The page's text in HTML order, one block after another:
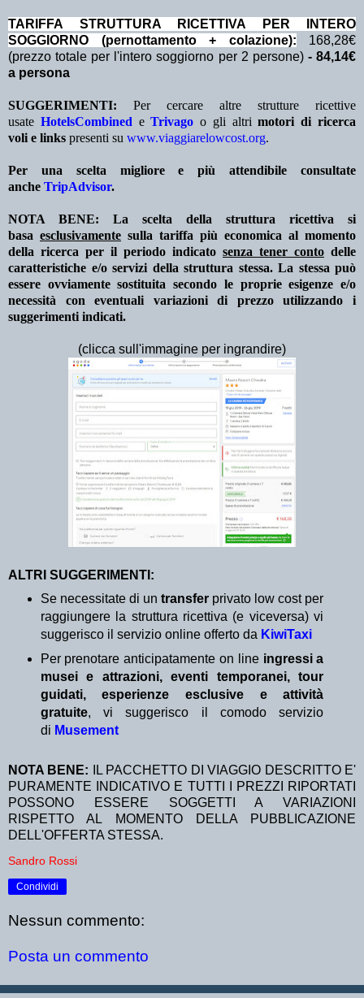
TA RIFFA STRUTTURA RICETTIVA PER INTERO
SOGGIORNO (pernottamento + colazione): 168,28€
(prezzo totale per l'intero soggiorno per 2 persone) - 84,14€
a persona
SUGGERIMENTI: Per cercare altre strutture ricettive
usate HotelsCombined eTrivago o gli altrimotori di ricerca
voli e links presenti su www.viaggiarelowcost.org.
Per una scelta migliore e più attendibile consultate
anche TripAdvisor.
NOTA BENE: La scelta della struttura ricettiva si
basa esclusivamente sulla tariffa più economica al momento
della ricerca per il periodo indicato senza tener conto delle
caratteristiche e/o servizi della struttura stessa. La stessa può
essere ovviamente sostituita secondo le proprie esigenze e/o
necessità con eventuali variazioni di prezzo utilizzando i
suggerimenti indicati.
(clicca sull'immagine per ingrandire)
ALTRI SUGGERIMENTI:
Se necessitate di un transfer privato low cost per
raggiungere la struttura ricettiva (e viceversa) vi
suggerisco il servizio online offerto da KiwiTaxi
Per prenotare anticipatamente on line ingressi a
musei e attrazioni, eventi temporanei, tour
guidati, esperienze esclusive e attività
gratuite, vi suggerisco il comodo servizio
di Musement
NOTA BENE:
IL PACCHETTO DI VIAGGIO DESCRITTO E'
PURAMENTE INDICATIVO E TUTTI I PREZZI RIPORTATI
POSSONO ESSERE SOGGETTI A VARIAZIONI
RISPETTO AL MOMENTO DELLA PUBBLICAZIONE
DELL'OFFERTA STESSA.
Sandro Rossi
Condividi
Nessun commento:
Posta un commento